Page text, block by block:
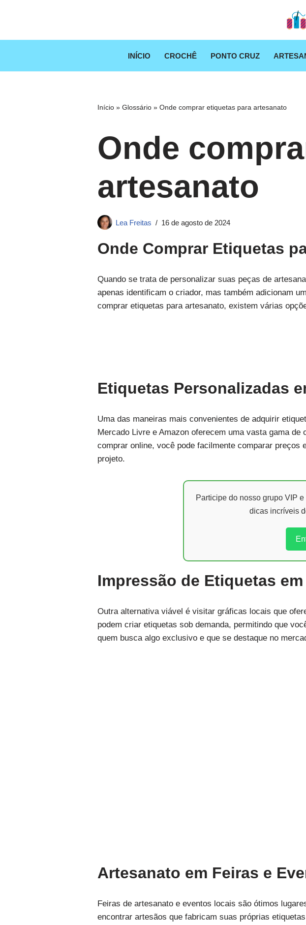
para
INÍCIO CROCHÊ PONTO CRUZ
Início »Glossário »Onde comprar etiquetas para artesanato
Onde
artesanato
Lea Freitas 16 de agosto de 2024
Onde Comprar Etiquetas
Quando se trata de personalizar suas peças de
apenas identificam o criador, mas também adicionam
comprar etiquetas para artesanato, existem várias
Etiquetas Personalizadas
Uma das maneiras mais convenientes de adquirir
Mercado Livre e Amazon oferecem uma vasta gama
comprar online, você pode facilmente comparar
projeto.
Participe do nosso grupo VIP
dicas incríveis
Impressão de Etiquetas
Outra alternativa viável é visitar gráficas locais que
podem criar etiquetas sob demanda, permitindo que
quem busca algo exclusivo e que se destaque no
Artesanato em Feiras e
Feiras de artesanato e eventos locais são ótimos
encontrar artesãos que fabricam suas próprias